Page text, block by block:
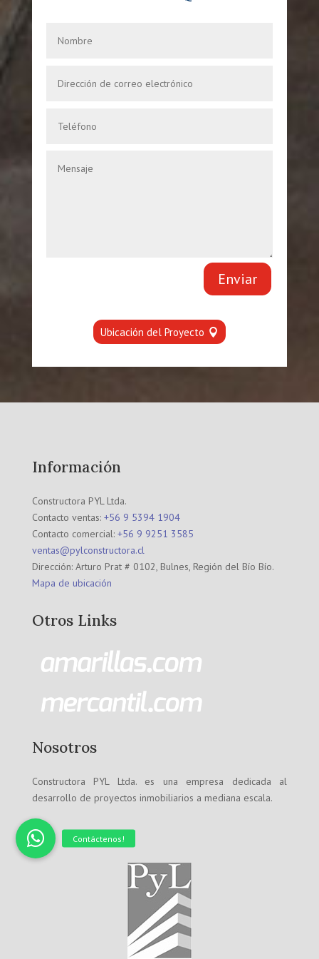
Enviar
Ubicación del Proyecto
Información
Constructora PYL Ltda.
Contacto ventas: +56 9 5394 1904
Contacto comercial: +56 9 9251 3585
ventas@pylconstructora.cl
Dirección: Arturo Prat # 0102, Bulnes, Región del Bío Bío.
Mapa de ubicación
Otros Links
Nosotros
Constructora PYL Ltda. es una empresa dedicada al
desarrollo de proyectos inmobiliarios a mediana escala.